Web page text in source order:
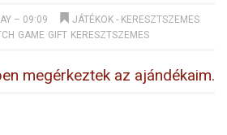
– 09:09 JÁTÉKOK - KERESZTSZEMES
GAME GIFT KERESZTSZEMES
megérkeztek az ajándékaim.